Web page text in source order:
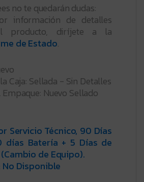
no te quedarán dudas:
información de detalles
producto, diríjete a la
de Estado.
Caja: Sellada - Sin Detalles
Nuevo Sellado
Servicio Técnico, 90 Días
días Batería + 5 Días de
de Equipo).
Disponible